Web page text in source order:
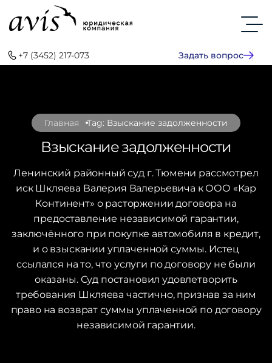
+7 (3452) 217-073 Задать вопрос
Главная Tag: Взыскание задолженности
Взыскание задолженности
Ленинский районный суд г. Тюмени рассмотрел
иск Шкляева Валерия Валерьевича к ООО «Кар
Континент» о расторжении договора на
предоставление независимой гарантии,
заключённого при покупке автомобиля в кредит,
и о взыскании уплаченной суммы. Истец
ссылался на то, что услуги по договору не были
оказаны. Суд постановил удовлетворить
требования Шкляева частично, признав за ним
право на возврат суммы уплаченной по договору
независимой гарантии.